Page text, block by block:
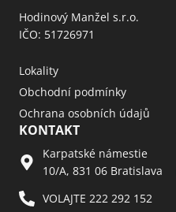
Hodinový Manžel s.r.o.
IČO: 51726971
Lokality
Obchodní podmínky
Ochrana osobních údajů
KONTAKT
Karpatské námestie
10/A, 831 06 Bratislava
VOLAJTE 222 292 152